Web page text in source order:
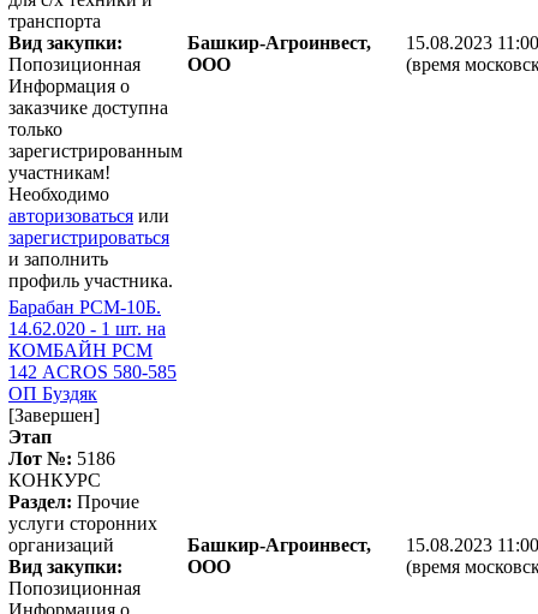
транспорта
Вид закупки:
Попозиционная
Информация о
заказчике доступна
только
зарегистрированным
участникам!
Необходимо
авторизоваться или
зарегистрироваться
и заполнить
профиль участника.
Башкир-Агроинвест,
ООО
15.08.2023
(время
Барабан РСМ-10Б.
14.62.020 - 1 шт. на
КОМБАЙН РСМ
142 ACROS 580-585
ОП Буздяк
[Завершен]
Этап
Лот №: 5186
КОНКУРС
Раздел: Прочие
услуги сторонних
организаций
Вид закупки:
Попозиционная
Информация о
Башкир-Агроинвест,
ООО
15.08.2023
(время